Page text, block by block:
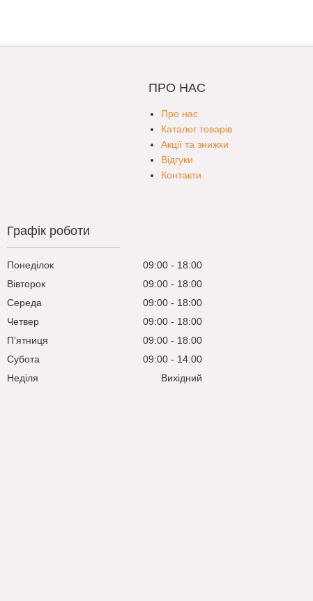
ПРО НАС
Про нас
Каталог товарів
Акції та знижки
Відгуки
Контакти
Графік роботи
Понеділок 09:00
18:00
Вівторок
09:00
18:00
Середа
09:00
18:00
Четвер
09:00
18:00
Пʼятниця
09:00
18:00
Субота
09:00
14:00
Неділя
Вихідний